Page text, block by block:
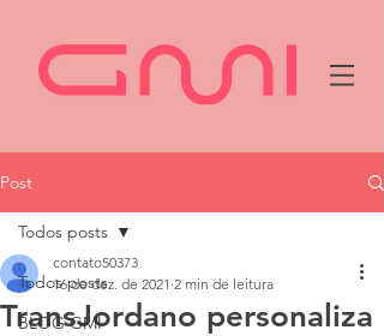
Post
Todos posts
BLOG GMI
Todos posts
TransJordano personaliza
contato50373
16 de dez. de 2021 2 min de leitura